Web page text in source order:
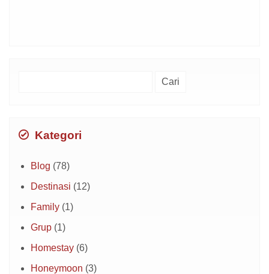
Kategori
Blog (78)
Destinasi (12)
Family (1)
Grup (1)
Homestay (6)
Honeymoon (3)